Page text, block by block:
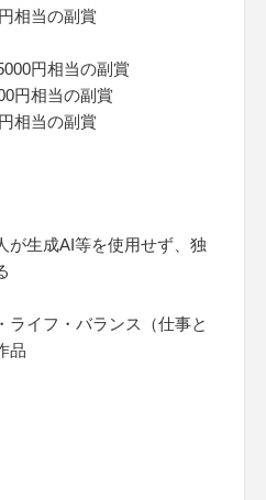
相当の副賞
円相当の副賞
円相当の副賞
相当の副賞
生成AI等を使用せず、独
ライフ・バランス（仕事と
品